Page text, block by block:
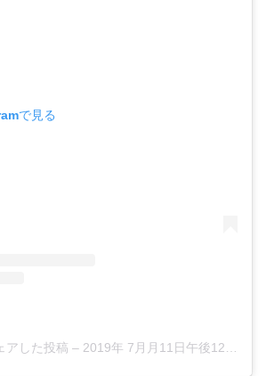
で見る
アした投稿 – 2019年 7月月11日午後12時11分PDT